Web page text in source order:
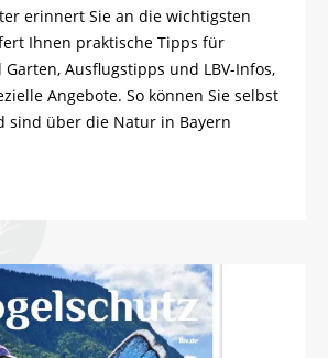
erinnert Sie an die wichtigsten
Ihnen praktische Tipps für
Ausflugstipps und LBV-Infos,
Angebote. So können Sie selbst
sind über die Natur in Bayern